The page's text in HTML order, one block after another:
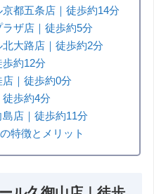
都五条店｜徒歩約14分
ザ店｜徒歩約5分
大路店｜徒歩約2分
約12分
｜徒歩約0分
歩約4分
店｜徒歩約11分
特徴とメリット